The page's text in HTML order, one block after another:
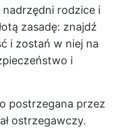
rodzice i
zasadę: znajdź
i zostań w niej na
i
postrzegana przez
ostrzegawczy.